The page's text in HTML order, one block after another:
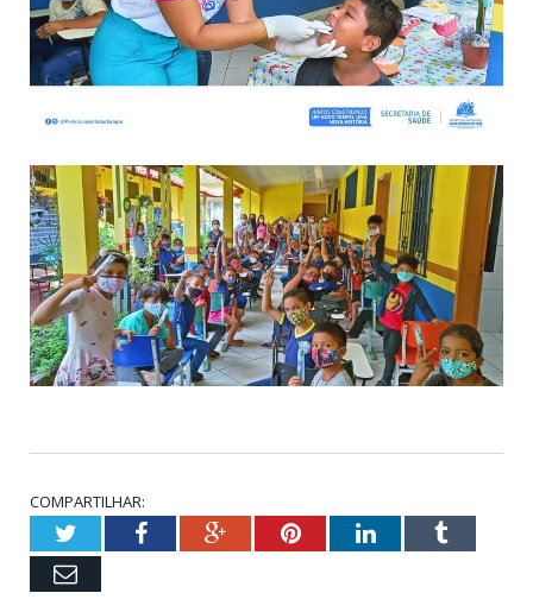
COMPARTILHAR:
TwitterFacebookGoogle+PinterestLinkedInTumblr
Email